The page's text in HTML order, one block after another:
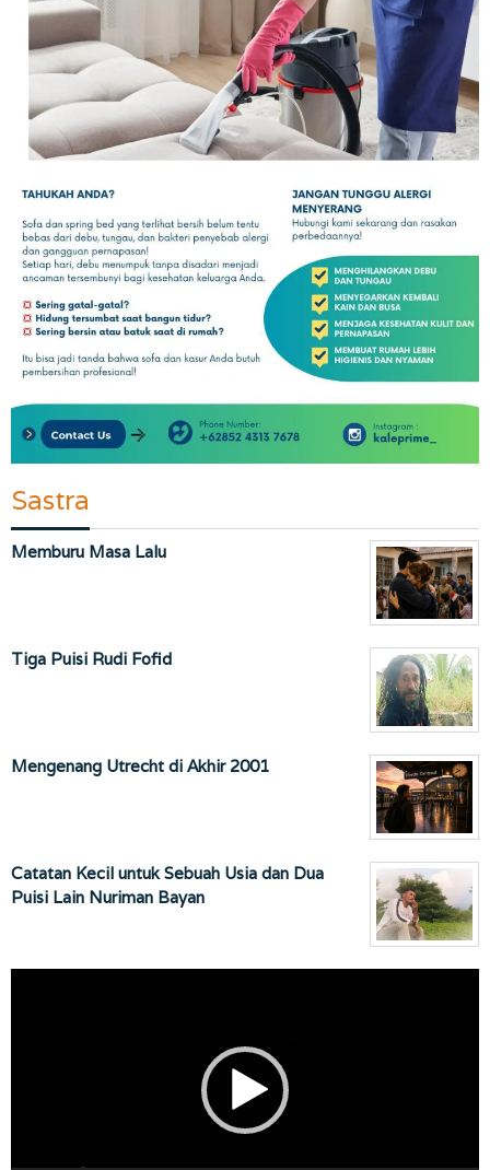
Sastra
Memburu Masa Lalu
Tiga Puisi Rudi Fofid
Mengenang Utrecht di Akhir 2001
Catatan Kecil untuk Sebuah Usia dan Dua
Puisi Lain Nuriman Bayan